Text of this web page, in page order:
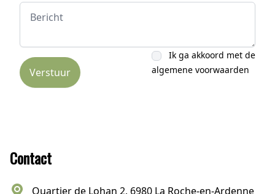
Verstuur
Ik ga akkoord met de
algemene voorwaarden
Contact
Quartier de Lohan 2, 6980 La Roche-en-Ardenne